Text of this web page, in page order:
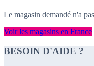
Le magasin demandé n'a
Voir les magasins en France
BESOIN D'AIDE ?